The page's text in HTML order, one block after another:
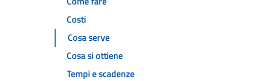
Costi
Cosa serve
Cosa si ottiene
Tempi e scadenze